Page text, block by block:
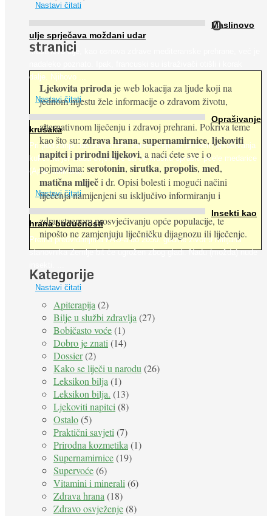
Nastavi čitati
Maslinovo
ulje sprječava moždani udar
Maslinovo ulje, kao osnova zdrave mediteranske prehrane, već je
dalje. Njihovo ...
Nastavi čitati
Oprašivanje
krušaka
Pri podizanju nasada kruške zanemaruje se problem oprašivanja
kukcima jer vlada uvjerenje da će krušku oprašiti pčele medarice
(Apis mellifera). ...
Nastavi čitati
Insekti kao
hrana budućnosti
Prema predviđanjima FAO-a do 2050. godine život 9 milijardi
stanovnika Zemlje bit će ugrožen zbog gladi. Nadu (možda) nude
Nastavi čitati
O
stranici
Ljekovita priroda je web lokacija za ljude koji na
jednom mjestu žele informacije o zdravom životu,
alternativnom liječenju i zdravoj prehrani. Pokriva teme
kao što su: zdrava hrana, supernamirnice, ljekoviti
napitciiprirodni lijekovi, a naći ćete sve i o
pojmovima: serotonin, sirutka, propolis, med,
matična mliječi dr. Opisi bolesti i mogući načini
liječenja namijenjeni su isključivo informiranju i
zdravstvenom prosvjećivanju opće populacije, te
nipošto ne zamjenjuju liječničku dijagnozu ili liječenje.
Kategorije
Apiterapija (2)
Bilje u službi zdravlja (27)
Bobičasto voće(1)
Dobro je znati (14)
Dossier(2)
Kako se liječi u narodu (26)
Leksikon bilja (1)
Leksikon bilja. (13)
Ljekoviti napitci (8)
Ostalo(5)
Praktični savjeti (7)
Prirodna kozmetika (1)
Supernamirnice(19)
Supervoće(6)
Vitamini i minerali (6)
Zdrava hrana (18)
Zdravo osvježenje(8)